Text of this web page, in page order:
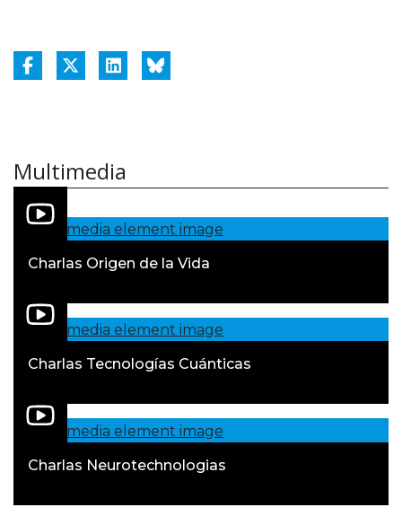
Multimedia
Charlas Origen de la Vida
Charlas Tecnologías Cuánticas
Charlas Neurotechnologias